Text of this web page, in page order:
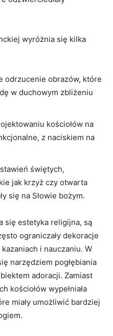
wyróżnia się kilka
odrzucenie obrazów, które
w duchowym zbliżeniu
kościołów na
z naciskiem na
świętych,
jak krzyż czy otwarta
się na Słowie bożym.
się estetyka religijna, są
ograniczały dekoracje
i nauczaniu. W
narzędziem pogłębiania
adoracji. Zamiast
kościołów wypełniała
miały umożliwić bardziej